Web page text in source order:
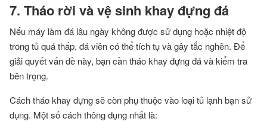
7. Tháo rời và vệ sinh khay đựng đá
Nếu máy làm đá lâu ngày không được sử dụng hoặc nhiệt độ
trong tủ quá thấp, đá viên có thể tích tụ và gây tắc nghẽn. Để
giải quyết vấn đề này, bạn cần tháo khay đựng đá và kiểm tra
bên trọng.
Cách tháo khay đựng sẽ còn phụ thuộc vào loại tủ lạnh bạn sử
dụng. Một số cách thông dụng nhất là: